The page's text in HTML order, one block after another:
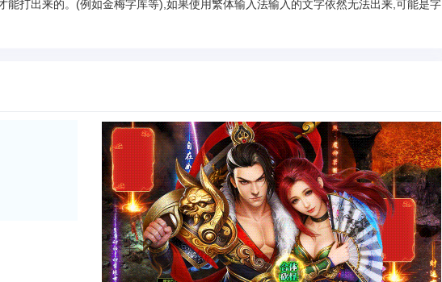
打出来的。(例如金梅字库等),如果使用繁体输入法输入的文字依然无法出来,可能是字